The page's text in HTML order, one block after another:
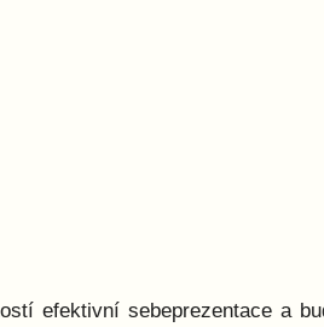
efektivní sebeprezentace a